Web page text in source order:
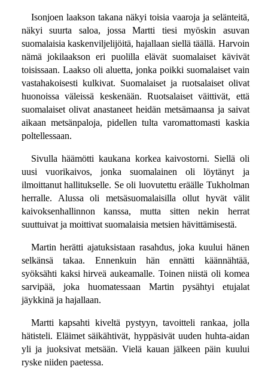
Isonjoen laakson takana näkyi toisia vaaroja ja selänteitä,
näkyi suurta saloa, jossa Martti tiesi myöskin asuvan
suomalaisia kaskenviljelijöitä, hajallaan siellä täällä. Harvoin
nämä jokilaakson eri puolilla elävät suomalaiset kävivät
toisissaan. Laakso oli aluetta, jonka poikki suomalaiset vain
vastahakoisesti kulkivat. Suomalaiset ja ruotsalaiset olivat
huonoissa väleissä keskenään. Ruotsalaiset väittivät, että
suomalaiset olivat anastaneet heidän metsämaansa ja saivat
aikaan metsänpaloja, pidellen tulta varomattomasti kaskia
poltellessaan.
Sivulla häämötti kaukana korkea kaivostorni. Siellä oli
uusi vuorikaivos, jonka suomalainen oli löytänyt ja
ilmoittanut hallitukselle. Se oli luovutettu eräälle Tukholman
herralle. Alussa oli metsäsuomalaisilla ollut hyvät välit
kaivoksenhallinnon kanssa, mutta sitten nekin herrat
suuttuivat ja moittivat suomalaisia metsien hävittämisestä.
Martin herätti ajatuksistaan rasahdus, joka kuului hänen
selkänsä takaa. Ennenkuin hän ennätti käännähtää,
syöksähti kaksi hirveä aukeamalle. Toinen niistä oli komea
sarvipää, joka huomatessaan Martin pysähtyi etujalat
jäykkinä ja hajallaan.
Martti kapsahti kiveltä pystyyn, tavoitteli rankaa, jolla
hätisteli. Eläimet säikähtivät, hyppäsivät uuden huhta-aidan
yli ja juoksivat metsään. Vielä kauan jälkeen päin kuului
ryske niiden paetessa.